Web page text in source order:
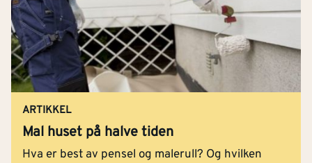
ARTIKKEL
Mal huset på halve tiden
Hva er best av pensel og malerull? Og hvilken